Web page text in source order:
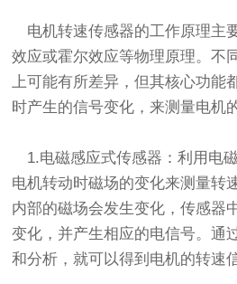
电机转速传感器的工作原理主
效应或霍尔效应等物理原理。不
上可能有所差异，但其核心功能
时产生的信号变化，来测量电机
1.电磁感应式传感器：利用电
电机转动时磁场的变化来测量转
内部的磁场会发生变化，传感器
变化，并产生相应的电信号。通
和分析，就可以得到电机的转速